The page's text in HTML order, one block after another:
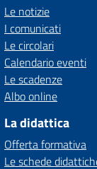
Le notizie
I comunicati
Le circolari
Calendario eventi
Le scadenze
Albo online
La didattica
Offerta formativa
Le schede